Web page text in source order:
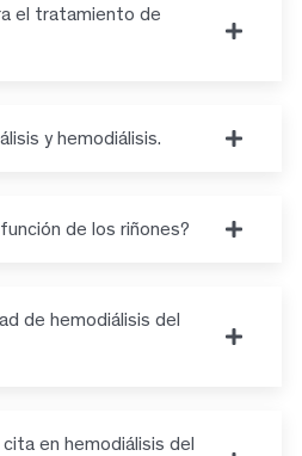
el tratamiento de
y hemodiálisis.
de los riñones?
de hemodiálisis del
en hemodiálisis del